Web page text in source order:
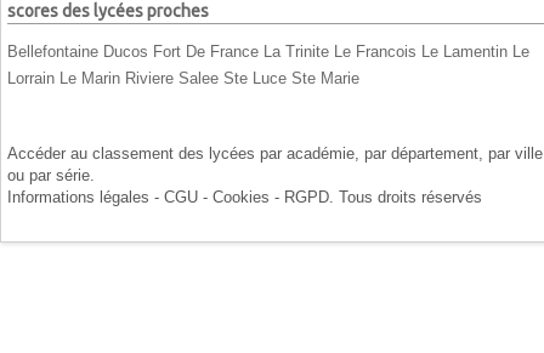
scores des lycées proches
Bellefontaine Ducos Fort De France La Trinite Le Francois Le Lamentin
Le
Lorrain
Le Marin Riviere Salee Ste Luce Ste Marie
Accéder au classement des lycées par académie , par département , par ville
ou par série
Informations légales - CGU - Cookies - RGPD . Tous droits réservés